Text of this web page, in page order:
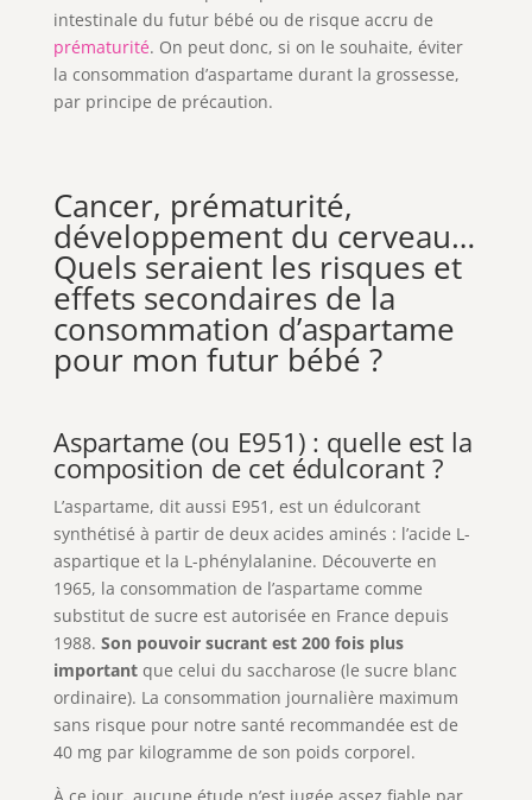
intestinale du futur bébé ou de risque accru de
prématurité. On peut donc, si on le souhaite, éviter
la consommation d’aspartame durant la grossesse,
par principe de précaution.
Cancer, prématurité,
développement du cerveau…
Quels seraient les risques et
effets secondaires de la
consommation d’aspartame
pour mon futur bébé ?
Aspartame (ou E951) : quelle est la
composition de cet édulcorant ?
L’aspartame, dit aussi E951, est un édulcorant
synthétisé à partir de deux acides aminés : l’acide L-
aspartique et la L-phénylalanine. Découverte en
1965, la consommation de l’aspartame comme
substitut de sucre est autorisée en France depuis
1988. Son pouvoir sucrant est 200 fois plus
importantque celui du saccharose (le sucre blanc
ordinaire). La consommation journalière maximum
sans risque pour notre santé recommandée est de
40 mg par kilogramme de son poids corporel.
À ce jour, aucune étude n’est jugée assez fiable par